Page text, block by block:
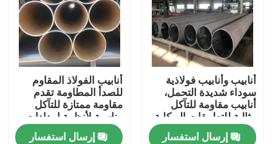
أنابيب وأنابيب فولاذية
سوداء شديدة التحمل،
أنابيب مقاومة للتآكل
مثالية للتطبيقات الهيكلية
وخطوط الأنابيب والبناء
إرسال استفسار
أنابيب الفولاذ المقاوم
للصدأ المطاومة تقدم
مقاومة ممتازة للتآكل
مناسبة لأنظمة إمدادات
المياه والري
إرسال استفسار